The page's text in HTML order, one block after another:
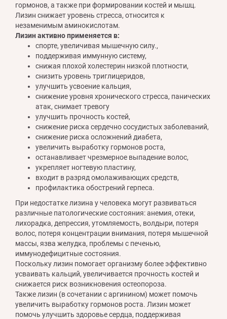
гормонов, а также при формировании костей и мышц.
Лизин снижает уровень стресса, относится к
незаменимым аминокислотам.
Лизин активно применяется в:
спорте, увеличивая мышечную силу.,
поддерживая иммунную систему,
снижая плохой холестерин низкой плотности,
снизить уровень триглицеридов,
улучшить усвоение кальция,
снижение уровня хронического стресса, панических
атак, снимает тревогу
улучшить прочность костей,
снижение риска сердечно сосудистых заболеваний,
снижение риска осложнений диабета,
увеличить выработку гормонов роста,
останавливает чрезмерное выпадение волос,
укрепляет ногтевую пластину,
входит в разряд омолаживающих средств,
профилактика обострений герпеса.
При недостатке лизина у человека могут развиваться
различные патологические состояния: анемия, отеки,
лихорадка, депрессия, утомляемость, волдыри, потеря
волос, потеря концентрации внимания, потеря мышечной
массы, язва желудка, проблемы с печенью,
иммунодефицитные состояния.
Поскольку лизин помогает организму более эффективно
усваивать кальций, увеличивается прочность костей и
снижается риск возникновения остеопороза.
Также лизин (в сочетании с аргинином) может помочь
увеличить выработку гормонов роста. Лизин может
помочь улучшить здоровье сердца, поддерживая